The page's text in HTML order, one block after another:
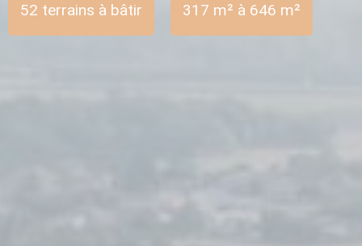
52 terrains à bâtir 317 m² à 646 m²